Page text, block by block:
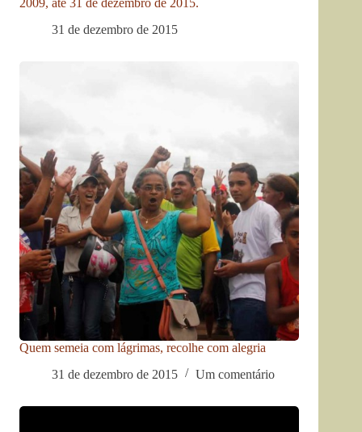
2009, até 31 de dezembro de 2015.
31 de dezembro de 2015
Quem semeia com lágrimas, recolhe com alegria
31 de dezembro de 2015
Um comentário